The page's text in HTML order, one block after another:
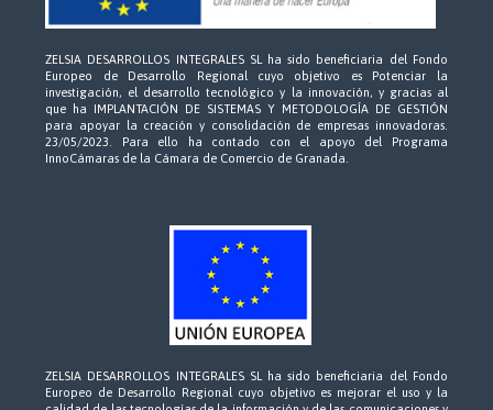
ZELSIA DESARROLLOS INTEGRALES SL ha sido beneficiaria del Fondo
Europeo de Desarrollo Regional cuyo objetivo es Potenciar la
investigación, el desarrollo tecnológico y la innovación, y gracias al
que ha IMPLANTACIÓN DE SISTEMAS Y METODOLOGÍA DE GESTIÓN
para apoyar la creación y consolidación de empresas innovadoras.
23/05/2023. Para ello ha contado con el apoyo del Programa
InnoCámaras de la Cámara de Comercio de Granada.
ZELSIA DESARROLLOS INTEGRALES SL ha sido beneficiaria del Fondo
Europeo de Desarrollo Regional cuyo objetivo es mejorar el uso y la